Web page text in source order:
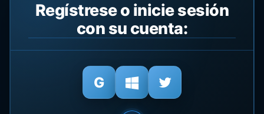
Regístrese o inicie sesión
con su cuenta: